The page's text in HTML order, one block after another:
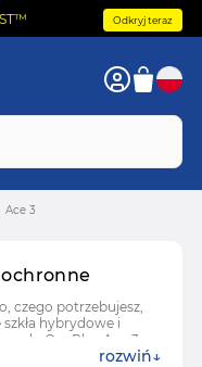
Odkryj teraz
czego potrzebujesz,
hybrydowe i
do OnePlus Ace 3.
rozwiń
Ace 3